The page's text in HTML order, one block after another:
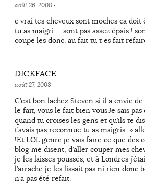
août 26, 2008 ·
c vrai tes cheveux sont moches ca
tu as maigri … sont pas assez épais !
coupe les donc. au fait tu t es fait
DICKFACE
août 27, 2008 ·
C’est bon lachez Steven si il a envie
le fait, vous le fait bien vous.Je sais pas
quand tu croises les gens et qu’ils te
t’avais pas reconnue tu as maigris »
!Et LOL genre je vais faire ce que des
blog me disent, d’aller couper mes
je les laisses poussés, et à Londres
l’arrache je les lissait pas ni rien donc
n’a pas été refait.